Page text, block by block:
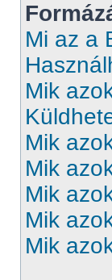
Mi az a
Mik
Mik
Mik
Mik
Mik
Mik